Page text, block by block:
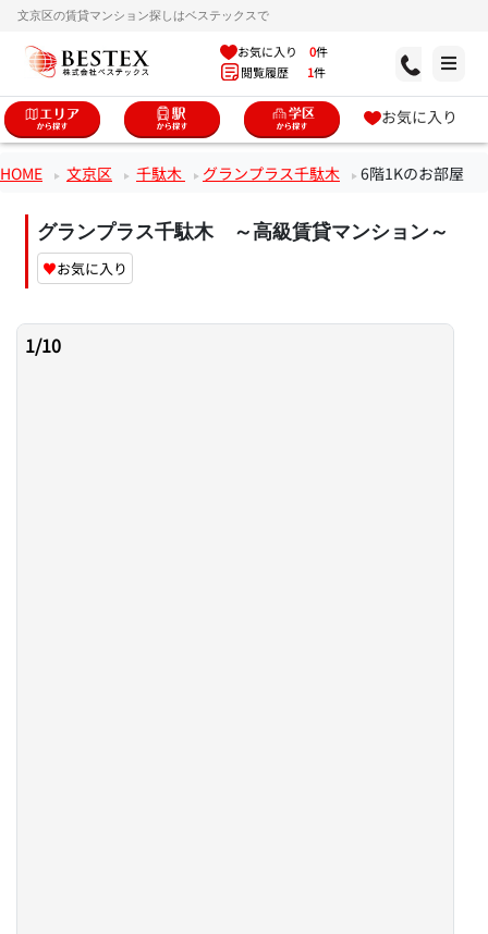
文京区の賃貸マンション探しはベステックスで
お気に入り 0件
閲覧履歴 1件
お気に入り
HOME 文京区 千駄木 グランプラス千駄木 6階1Kのお部屋
グランプラス千駄木 ～高級賃貸マンション～
♥お気に入り
1/10